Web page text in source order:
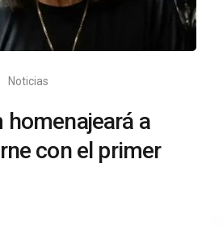
Noticias
a
con el primer